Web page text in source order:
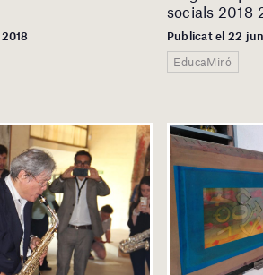
socials 2018-
Publicat el 22
EducaMiró